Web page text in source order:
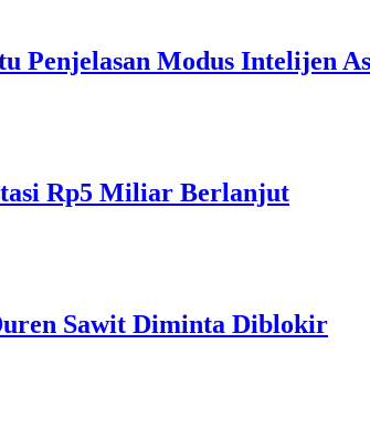
Penjelasan Modus Intelijen
Rp5 Miliar Berlanjut
Sawit Diminta Diblokir